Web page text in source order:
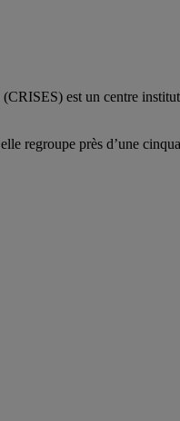
est un centre
regroupe près d’une c